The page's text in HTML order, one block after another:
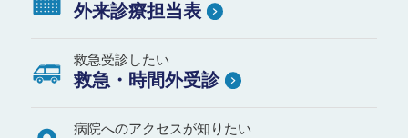
外来診療担当表
救急受診したい
救急・時間外受診
病院へのアクセスが知りたい